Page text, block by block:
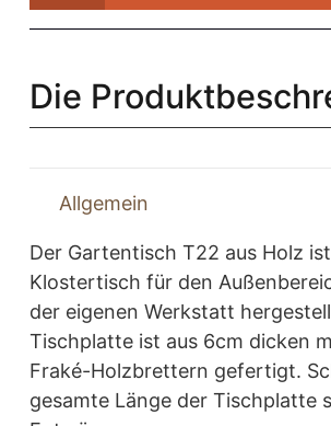
Klostertisch
Menge
Die
Allgemein
Der Gartentisch T22 aus Holz
Klostertisch für den
der eigenen Werkstatt
Tischplatte ist aus 6cm dicken
Fraké-Holzbrettern gefertigt.
gesamte Länge der Tischplatte